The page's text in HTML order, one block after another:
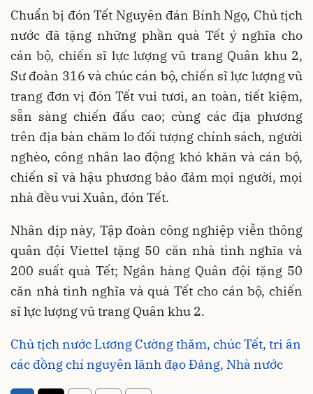
Chuẩn bị đón Tết Nguyên đán Bính Ngọ, Chủ tịch
nước đã tặng những phần quà Tết ý nghĩa cho
cán bộ, chiến sĩ lực lượng vũ trang Quân khu 2,
Sư đoàn 316 và chúc cán bộ, chiến sĩ lực lượng vũ
trang đơn vị đón Tết vui tươi, an toàn, tiết kiệm,
sẵn sàng chiến đấu cao; cùng các địa phương
trên địa bàn chăm lo đối tượng chính sách, người
nghèo, công nhân lao động khó khăn và cán bộ,
chiến sĩ và hậu phương bảo đảm mọi người, mọi
nhà đều vui Xuân, đón Tết.
Nhân dịp này, Tập đoàn công nghiệp viễn thông
quân đội Viettel tặng 50 căn nhà tình nghĩa và
200 suất quà Tết; Ngân hàng Quân đội tặng 50
căn nhà tình nghĩa và quà Tết cho cán bộ, chiến
sĩ lực lượng vũ trang Quân khu 2.
Chủ tịch nước Lương Cường thăm, chúc Tết, tri ân
các đồng chí nguyên lãnh đạo Đảng, Nhà nước